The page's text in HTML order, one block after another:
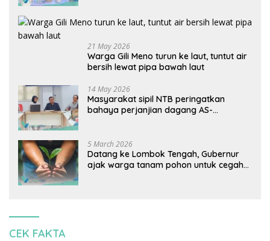
21 May 2026
Warga Gili Meno turun ke laut, tuntut air
bersih lewat pipa bawah laut
14 May 2026
Masyarakat sipil NTB peringatkan
bahaya perjanjian dagang AS-
5 March 2026
Datang ke Lombok Tengah, Gubernur
ajak warga tanam pohon untuk cegah
CEK FAKTA